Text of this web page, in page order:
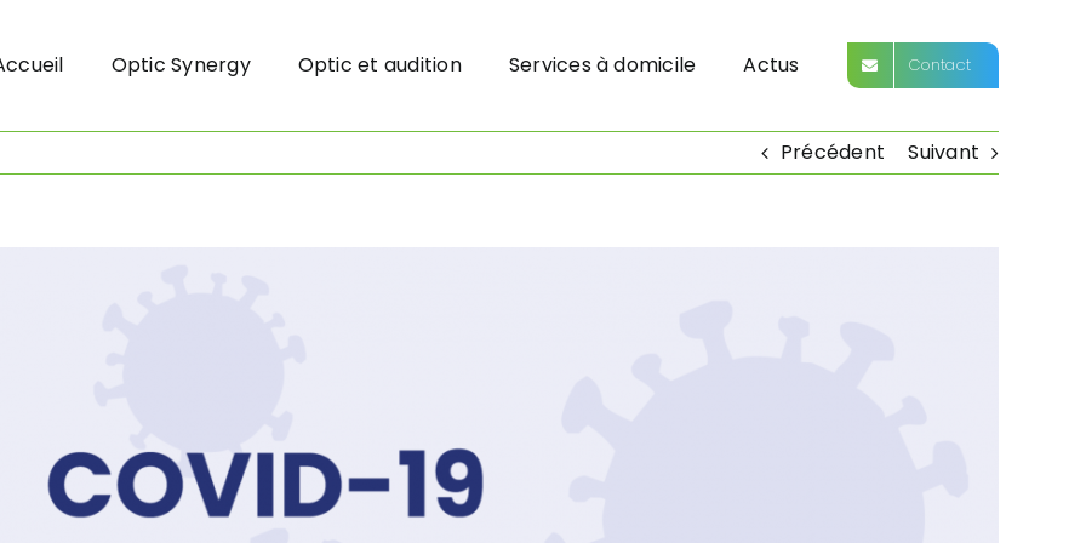
Optic Synergy Optic et audition Services à domicile Actus Contact
Précédent Suivant